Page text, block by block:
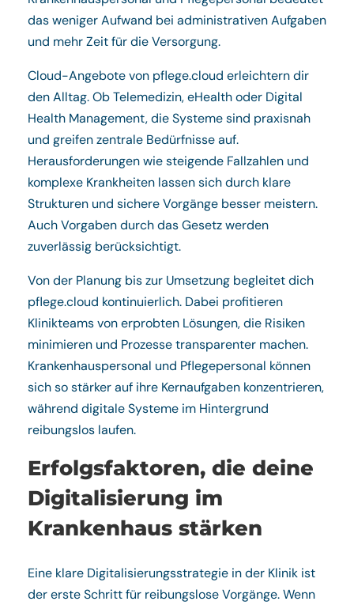
das weniger Aufwand bei administrativen Aufgaben
und mehr Zeit für die Versorgung.
Cloud-Angebote von pflege.cloud erleichtern dir
den Alltag. Ob Telemedizin, eHealth oder Digital
Health Management, die Systeme sind praxisnah
und greifen zentrale Bedürfnisse auf.
Herausforderungen wie steigende Fallzahlen und
komplexe Krankheiten lassen sich durch klare
Strukturen und sichere Vorgänge besser meistern.
Auch Vorgaben durch das Gesetz werden
zuverlässig berücksichtigt.
Von der Planung bis zur Umsetzung begleitet dich
pflege.cloud kontinuierlich. Dabei profitieren
Klinikteams von erprobten Lösungen, die Risiken
minimieren und Prozesse transparenter machen.
Krankenhauspersonal und Pflegepersonal können
sich so stärker auf ihre Kernaufgaben konzentrieren,
während digitale Systeme im Hintergrund
reibungslos laufen.
Erfolgsfaktoren, die deine
Digitalisierung im
Krankenhaus stärken
Eine klare Digitalisierungsstrategie in der Klinik ist
der erste Schritt für reibungslose Vorgänge. Wenn